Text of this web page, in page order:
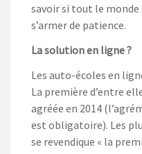
savoir si tout le
s’armer de patience.
La solution en ligne ?
Les auto-écoles en
La première d’entre
agréée en 2014
est obligatoire). Les
se revendique « la